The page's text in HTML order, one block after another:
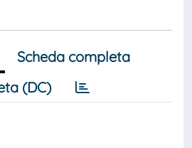
Scheda completa
(DC)